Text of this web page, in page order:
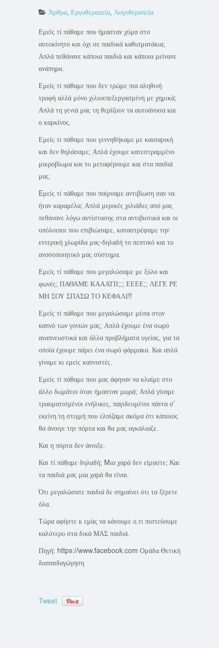
Άρθρα, Εργοθεραπεία, Λογοθεραπεία
Εμείς τί πάθαμε που ήμασταν χύμα στο
αυτοκίνητο και όχι σε παιδικά καθισματάκια;
Απλά πεθάνανε κάποια παιδιά και κάποια μείνανε
ανάπηρα.
Εμείς τί πάθαμε που δεν τρώμε πια αληθινή
τροφή αλλά μόνο χιλιοεπεξεργασμένη με χημικά;
Απλά τη γενιά μας τη θερίζουν τα αυτοάνοσα και
ο καρκίνος.
Εμείς τί πάθαμε που γεννηθήκαμε με καισαρική
και δεν θηλάσαμε; Απλά έχουμε κατεστραμμένο
μικροβίωμα και το μεταφέρουμε και στα παιδιά
μας.
Eμείς τί πάθαμε που παίρναμε αντιβίωση σαν να
ήταν καραμέλα; Απλά μερικές χιλιάδες από μας
πεθάνανε λόγω αντίστασης στα αντιβιοτικά και οι
υπόλοιποι που επιβιώσαμε, καταστρέψαμε την
εντερική χλωρίδα μας-δηλαδή το πεπτικό και το
ανοσοποιητικό μας σύστημα.
Εμείς τί πάθαμε που μεγαλώσαμε με ξύλο και
φωνές; ΠΑΘΑΜΕ ΚΑΑΑΤΙΙ;;; ΕΕΕΕ;; ΛΕΓΕ ΡΕ
ΜΗ ΣΟΥ ΣΠΑΣΩ ΤΟ ΚΕΦΑΛΙ!!
Εμείς τί πάθαμε που μεγαλώσαμε μέσα στον
καπνό των γονιών μας; Απλά έχουμε ένα σωρό
αναπνευστικά και άλλα προβλήματα υγείας, για τα
οποία έχουμε πάρει ένα σωρό φάρμακα. Και απλά
γίναμε κι εμείς καπνιστές.
Εμείς τί πάθαμε που μας άφηναν να κλαίμε στο
άλλο δωμάτιο όταν ήμασταν μωρά; Απλά γίναμε
τραυματισμένοι ενήλικες, παγιδευμένοι πάντα σ’
εκείνη τη στιγμή που ελπίζαμε ακόμα ότι κάποιος
θα άνοιγε την πόρτα και θα μας αγκάλιαζε.
Και η πόρτα δεν άνοιξε.
Και τί πάθαμε δηλαδή; Mια χαρά δεν είμαστε; Και
τα παιδιά μας μια χαρά θα είναι.
Ότι μεγαλώσατε παιδιά δε σημαίνει ότι τα ξέρετε
όλα.
Τώρα αφήστε κ εμάς να κάνουμε ο,τι πιστεύουμε
καλύτερο στα δικά ΜΑΣ παιδιά.
Πηγή: https://www.facebook.com Ομάδα Θετική
διαπαιδαγώγηση
Tweet